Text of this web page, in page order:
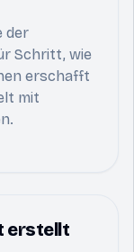
der
Schritt, wie
erschafft
mit
erstellt